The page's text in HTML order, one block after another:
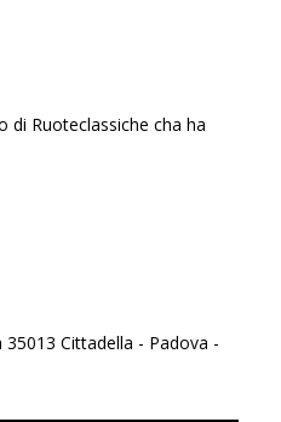
Ruoteclassiche cha ha
35013 Cittadella - Padova -